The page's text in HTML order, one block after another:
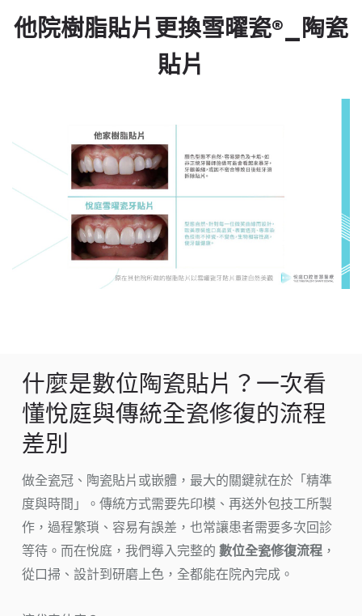
他院樹脂貼片更換雪曜瓷®_陶瓷
貼片
什麼是數位陶瓷貼片？一次看
懂悅庭與傳統全瓷修復的流程
差別
做全瓷冠、陶瓷貼片或嵌體，最大的關鍵就在於「精準
度與時間」。傳統方式需要先印模、再送外包技工所製
作，過程繁瑣、容易有誤差，也常讓患者需要多次回診
等待。而在悅庭，我們導入完整的 數位全瓷修復流程，
從口掃、設計到研磨上色，全都能在院內完成。